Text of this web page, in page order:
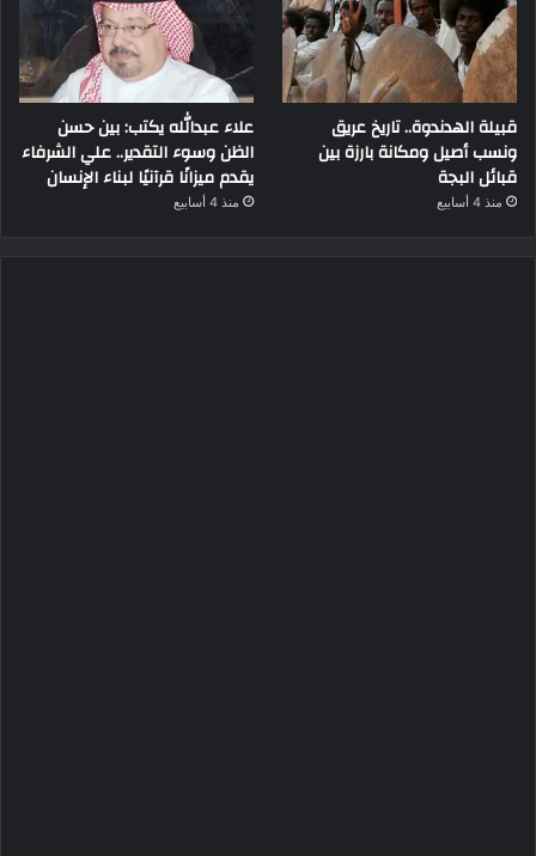
قبيلة الهدندوة.. تاريخ عريق
ونسب أصيل ومكانة بارزة بين
قبائل البجة
منذ 4 أسابيع
علاء عبدالله يكتب: بين حسن
الظن وسوء التقدير.. علي الشرفاء
يقدم ميزانًا قرآنيًا لبناء الإنسان
منذ 4 أسابيع